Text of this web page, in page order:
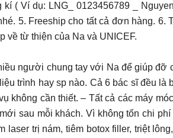
( Ví dụ: LNG_ 0123456789 _
5. Freeship cho tất cả đơn hàng.
về từ thiện của Na và UNICEF.
người chung tay với Na để giúp
trình hay sp nào. Cả 6 bác sĩ đều
không cần thiết. – Tất cả các máy
sau mỗi khách. Vì không tốn chi
laser trị nám, tiêm botox filler, triệt